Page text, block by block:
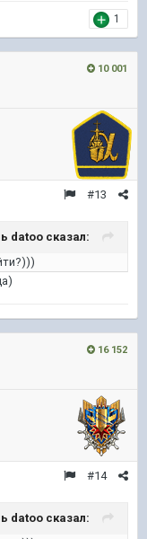
1
10 001
#13
datoo сказал:
16 152
#14
datoo сказал: